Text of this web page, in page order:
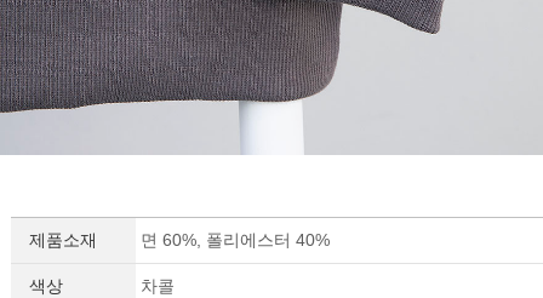
세요!
제품소재 면 60%, 폴리에스터 40%
색상 차콜